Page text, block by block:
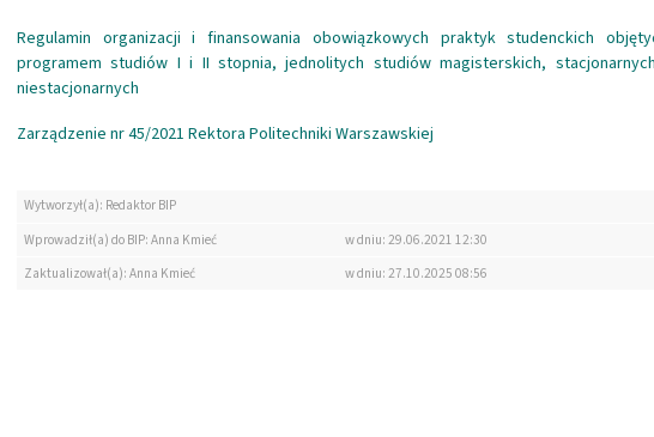
Regulamin organizacji i finansowania obowiązkowych praktyk studenckich
programem studiów I i II stopnia, jednolitych studiów magisterskich,
niestacjonarnych
Zarządzenie nr 45/2021 Rektora Politechniki Warszawskiej
Wytworzył(a): Redaktor BIP
Wprowadził(a) do BIP: Anna Kmieć
w dniu: 29.06.2021 12:30
Zaktualizował(a): Anna Kmieć
w dniu: 27.10.2025 08:56